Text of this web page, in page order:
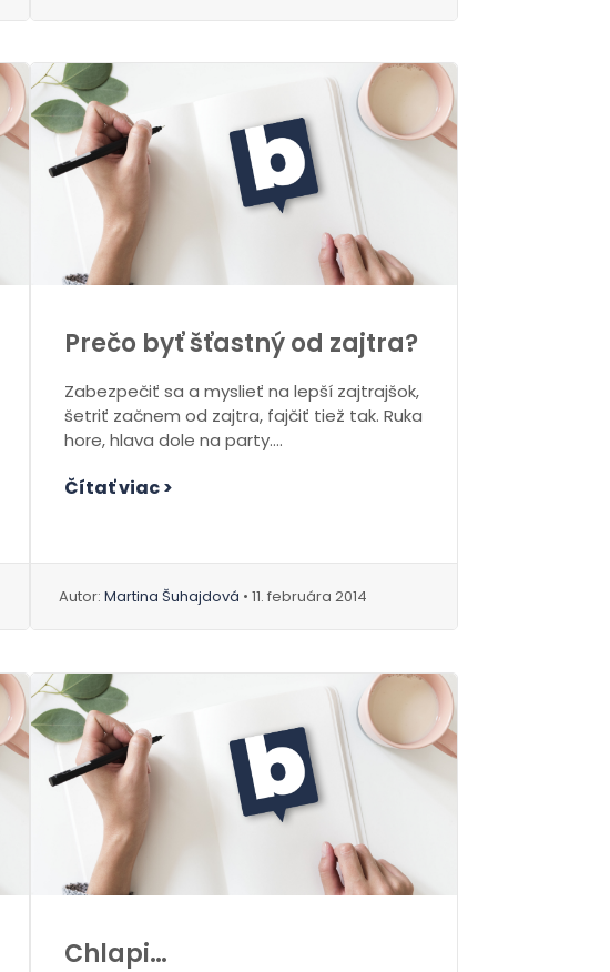
Prečo byť šťastný od zajtra?
Zabezpečiť sa a myslieť na lepší zajtrajšok,
šetriť začnem od zajtra, fajčiť tiež tak. Ruka
hore, hlava dole na party....
Čítať viac >
Autor:Martina Šuhajdová • 11. februára 2014
Chlapi…